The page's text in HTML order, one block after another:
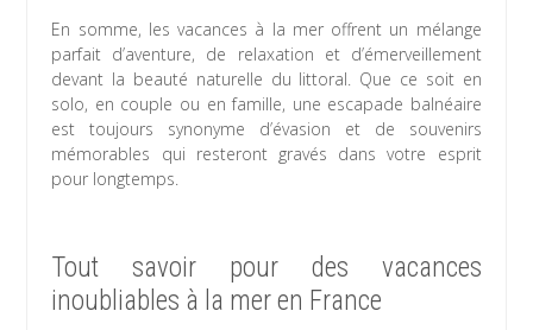
En somme, les vacances à la mer offrent un mélange
parfait d’aventure, de relaxation et d’émerveillement
devant la beauté naturelle du littoral. Que ce soit en
solo, en couple ou en famille, une escapade balnéaire
est toujours synonyme d’évasion et de souvenirs
mémorables qui resteront gravés dans votre esprit
pour longtemps.
Tout savoir pour des vacances
inoubliables à la mer en France